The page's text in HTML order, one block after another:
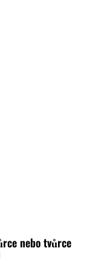
nebo tvůrce